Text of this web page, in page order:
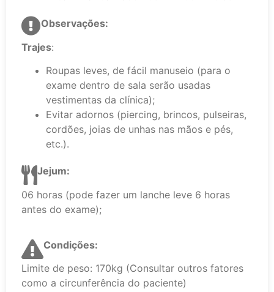
Observações:
Trajes:
Roupas leves, de fácil manuseio (para o
exame dentro de sala serão usadas
vestimentas da clínica);
Evitar adornos (piercing, brincos, pulseiras,
cordões, joias de unhas nas mãos e pés,
etc.).
Jejum:
06 horas (pode fazer um lanche leve 6 horas
antes do exame);
Condições:
Limite de peso: 170kg (Consultar outros fatores
como a circunferência do paciente)